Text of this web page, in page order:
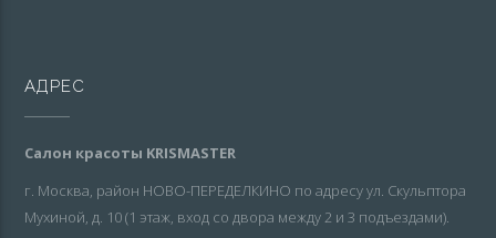
АДРЕС
Салон красоты KRISMASTER
г. Москва, район НОВО-ПЕРЕДЕЛКИНО по адресу ул. Скульптора
Мухиной, д. 10 (1 этаж, вход со двора между 2 и 3 подъездами).